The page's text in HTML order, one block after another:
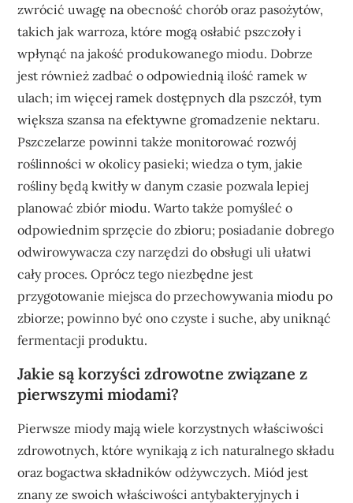
zwrócić uwagę na obecność chorób oraz pasożytów,
takich jak warroza, które mogą osłabić pszczoły i
wpłynąć na jakość produkowanego miodu. Dobrze
jest również zadbać o odpowiednią ilość ramek w
ulach; im więcej ramek dostępnych dla pszczół, tym
większa szansa na efektywne gromadzenie nektaru.
Pszczelarze powinni także monitorować rozwój
roślinności w okolicy pasieki; wiedza o tym, jakie
rośliny będą kwitły w danym czasie pozwala lepiej
planować zbiór miodu. Warto także pomyśleć o
odpowiednim sprzęcie do zbioru; posiadanie dobrego
odwirowywacza czy narzędzi do obsługi uli ułatwi
cały proces. Oprócz tego niezbędne jest
przygotowanie miejsca do przechowywania miodu po
zbiorze; powinno być ono czyste i suche, aby uniknąć
fermentacji produktu.
Jakie są korzyści zdrowotne związane z
pierwszymi miodami?
Pierwsze miody mają wiele korzystnych właściwości
zdrowotnych, które wynikają z ich naturalnego składu
oraz bogactwa składników odżywczych. Miód jest
znany ze swoich właściwości antybakteryjnych i